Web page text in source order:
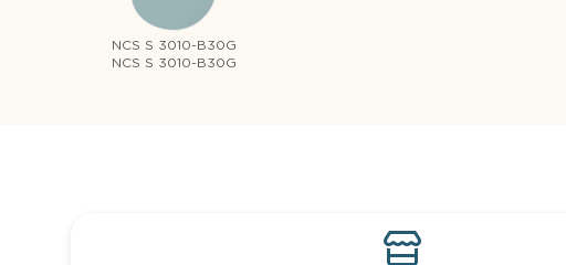
NCS S 3010-B30G
NCS S 3010-B30G